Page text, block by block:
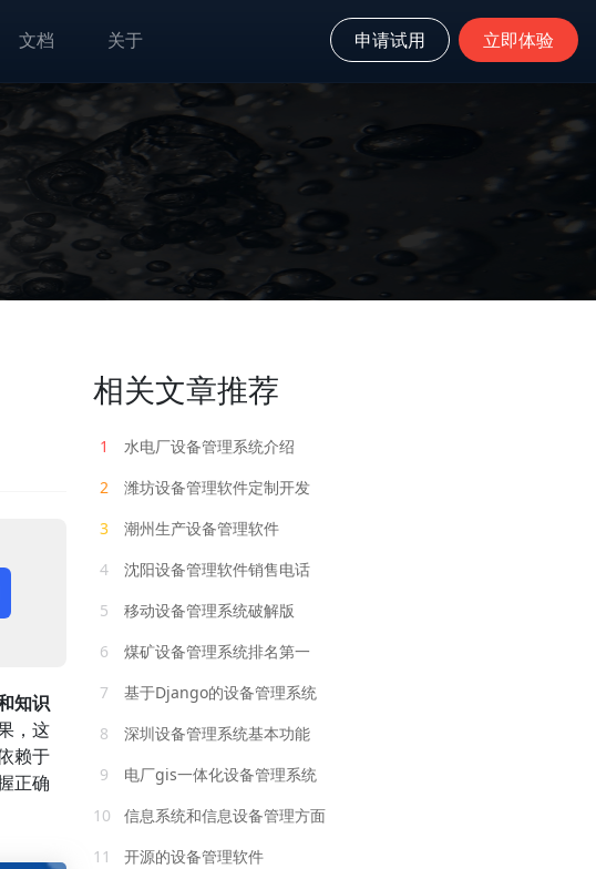
文档 关于 申请试用 立即体验
知识
，这
赖于
正确
相关文章推荐
1
水电厂设备管理系统介绍
2
潍坊设备管理软件定制开发
3
潮州生产设备管理软件
4
沈阳设备管理软件销售电话
5
移动设备管理系统破解版
6
煤矿设备管理系统排名第一
7
基于Django的设备管理系统
8
深圳设备管理系统基本功能
9
电厂gis一体化设备管理系统
10
信息系统和信息设备管理方面
11
开源的设备管理软件